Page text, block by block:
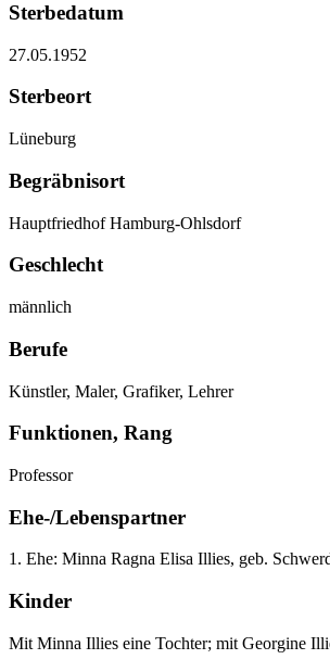
Sterbedatum
27.05.1952
Sterbeort
Lüneburg
Begräbnisort
Hauptfriedhof Hamburg-Ohlsdorf
Geschlecht
männlich
Berufe
Künstler, Maler, Grafiker, Lehrer
Funktionen, Rang
Professor
Ehe-/Lebenspartner
1. Ehe: Minna Ragna Elisa Illies, geb.
Kinder
Mit Minna Illies eine Tochter; mit Georgine